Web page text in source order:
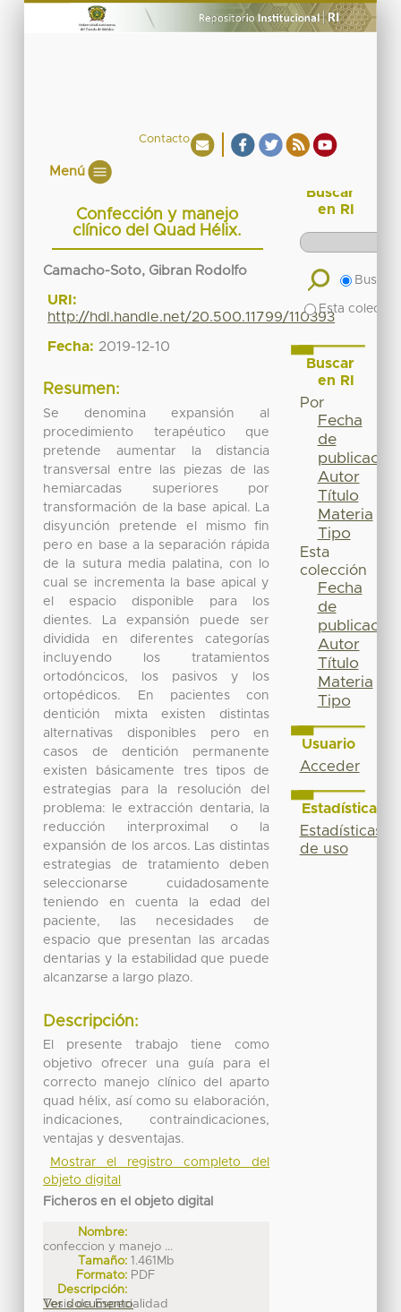
Contacto
Menú
Confección y manejo
clínico del Quad Hélix.
Camacho-Soto, Gibran Rodolfo
URI:
http://hdl.handle.net/20.500.11799/110393
Fecha: 2019-12-10
Resumen:
Se denomina expansión al
procedimiento terapéutico que
pretende aumentar la distancia
transversal entre las piezas de las
hemiarcadas superiores por
transformación de la base apical. La
disyunción pretende el mismo fin
pero en base a la separación rápida
de la sutura media palatina, con lo
cual se incrementa la base apical y
el espacio disponible para los
dientes. La expansión puede ser
dividida en diferentes categorías
incluyendo los tratamientos
ortodóncicos, los pasivos y los
ortopédicos. En pacientes con
dentición mixta existen distintas
alternativas disponibles pero en
casos de dentición permanente
existen básicamente tres tipos de
estrategias para la resolución del
problema: le extracción dentaria, la
reducción interproximal o la
expansión de los arcos. Las distintas
estrategias de tratamiento deben
seleccionarse cuidadosamente
teniendo en cuenta la edad del
paciente, las necesidades de
espacio que presentan las arcadas
dentarias y la estabilidad que puede
alcanzarse a largo plazo.
Descripción:
El presente trabajo tiene como
objetivo ofrecer una guía para el
correcto manejo clínico del aparto
quad hélix, así como su elaboración,
indicaciones, contraindicaciones,
ventajas y desventajas.
Mostrar el registro completo del
objeto digital
Ficheros en el objeto digital
Nombre:
confeccion y manejo ...
Tamaño: 1.461Mb
Formato: PDF
Descripción:
Tesis de Especialidad
Ver documento
Buscar
en RI
Buscar
Esta
Buscar
en RI
Por
Fecha
de
publicación
Autor
Título
Materia
Tipo
Esta
colección
Fecha
de
publicación
Autor
Título
Materia
Tipo
Usuario
Acceder
Estadísticas
Estadísticas
de uso